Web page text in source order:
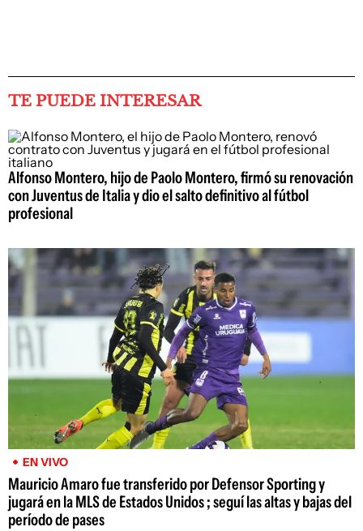
TE PUEDE INTERESAR
Alfonso Montero, hijo de Paolo Montero, firmó su renovación
con Juventus de Italia y dio el salto definitivo al fútbol
profesional
EN VIVO
Mauricio Amaro fue transferido por Defensor Sporting y
jugará en la MLS de Estados Unidos ; seguí las altas y bajas del
período de pases